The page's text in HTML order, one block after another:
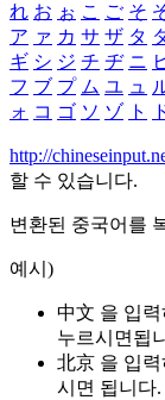
れ お ぉ こ ご そ
ア ァ カ サ ザ タ
ギ シ ジ チ ヂ ニ
フ ブ プ ム ユ ュ
ォ コ ゴ ソ ゾ ト
http://
할 수 있습니다.
변환된 중국어를
예시)
中文 을 입
누르시면됩
北京 을 입
시면 됩니다.